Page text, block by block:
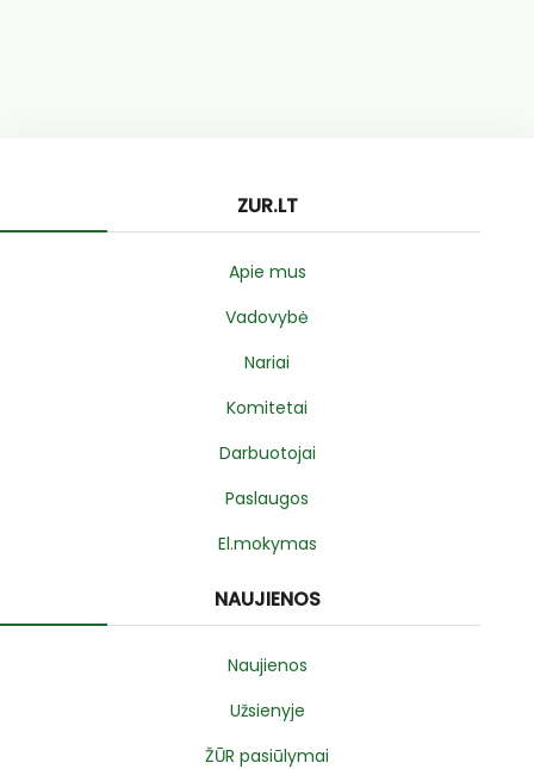
ZUR.LT
Apie mus
Vadovybė
Nariai
Komitetai
Darbuotojai
Paslaugos
El.mokymas
NAUJIENOS
Naujienos
Užsienyje
ŽŪR pasiūlymai